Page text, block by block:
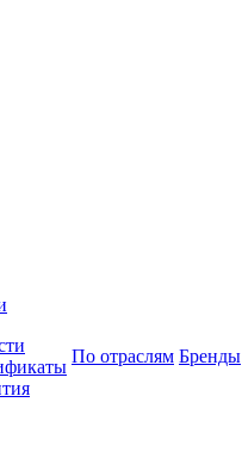
По отраслям Бренды